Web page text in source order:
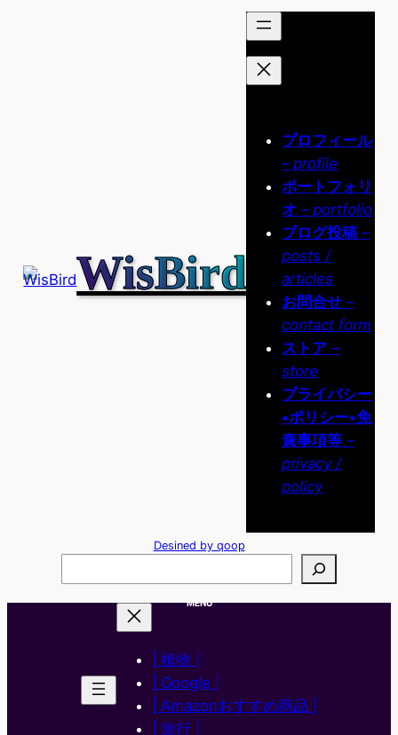
WisBird
プロフィール
– profile
ポートフォリ
オ – portfolio
ブログ投稿 –
posts /
articles
お問合せ –
contact form
ストア –
store
プライバシー
•ポリシー•免
責事項等 –
privacy /
policy
Desined by qoop
MENU
| 植物 |
| Google |
| Amazonおすすめ商品 |
| 旅行 |